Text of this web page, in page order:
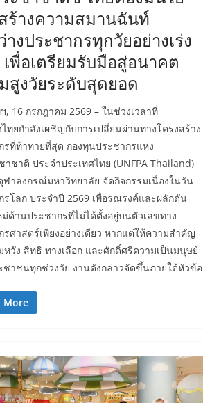
ร้างความสมานฉันท์
างประชากรทุกวัยอย่างเร่ง
พื่อเตรียมรับมือสู่อนาคต
สูงวัยระดับสุดยอด
ฯ, 16 กรกฎาคม 2569 – ในช่วงเวลาที่
ทยกำลังเผชิญกับการเปลี่ยนผ่านทางโครงสร้าง
รที่ท้าทายที่สุด กองทุนประชากรแห่ง
าชาติ ประจำประเทศไทย (UNFPA Thailand)
ฬาลงกรณ์มหาวิทยาลัย จัดกิจกรรมเนื่องในวัน
รโลก ประจำปี 2569 เพื่อรณรงค์และผลักดัน
ม่ด้านประชากรที่ไม่ได้ตั้งอยู่บนตัวเลขทาง
รศาสตร์เพียงอย่างเดียว หากแต่ให้ความสำคัญ
หวัง สิทธิ ทางเลือก และศักดิ์ศรีความเป็นมนุษย์
ชาชนทุกช่วงวัย งานดังกล่าวจัดขึ้นภายใต้หัวข้อ
More